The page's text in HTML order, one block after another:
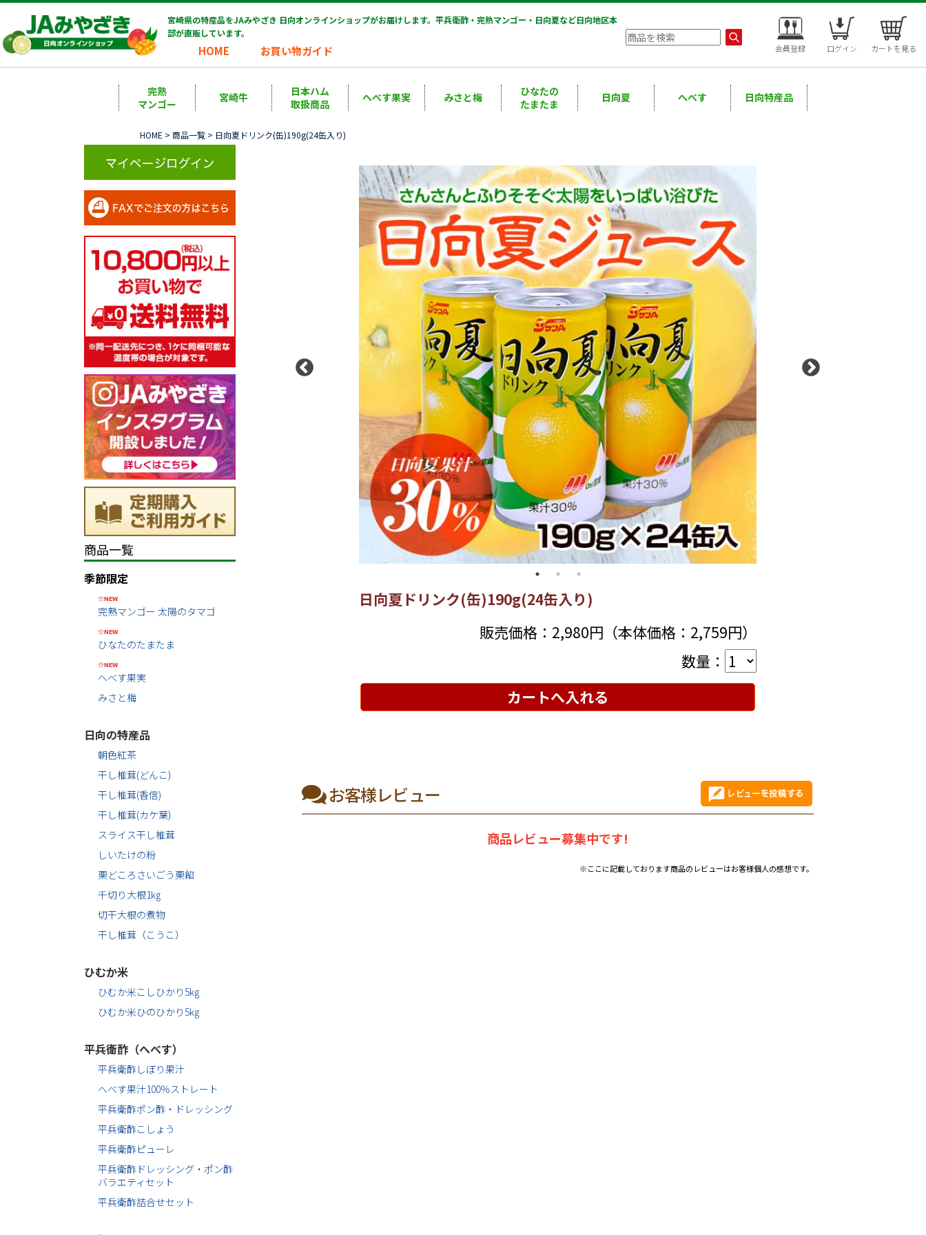
宮崎県の特産品をJAみやざき 日向オンラインショップがお届けします。平兵衛酢・完熟マンゴー・日向夏など日向地区本
部が直販しています。
HOME お買い物ガイド 会員登録 ログイン カートを見る
完熟
マンゴー
宮崎牛
日本ハム
取扱商品
へべす果実 みさと梅
ひなたの
たまたま
日向夏 へべす 日向特産品
HOME >商品一覧 > 日向夏ドリンク(缶)190g(24缶入り)
商品一覧
季節限定
☆NEW
完熟マンゴー 太陽のタマゴ
☆NEW
ひなたのたまたま
☆NEW
へべす果実
みさと梅
日向の特産品
朝色紅茶
干し椎茸(どんこ)
干し椎茸(香信)
干し椎茸(カケ葉)
スライス干し椎茸
しいたけの粉
栗どころさいごう栗餡
千切り大根1㎏
切干大根の煮物
干し椎茸（こうこ）
ひむか米
ひむか米こしひかり5㎏
ひむか米ひのひかり5㎏
平兵衛酢（へべす）
平兵衛酢しぼり果汁
へべす果汁100％ストレート
平兵衛酢ポン酢・ドレッシング
平兵衛酢こしょう
平兵衛酢ピューレ
平兵衛酢ドレッシング・ポン酢
バラエティセット
平兵衛酢詰合せセット
日向夏ドリンク(缶)190g(24缶入り)
販売価格： 2,980円（本体価格：2,759円）
数量：
カートへ入れる
お客様レビュー
商品レビュー募集中です!
※ここに記載しております商品のレビューはお客様個人の感想です。